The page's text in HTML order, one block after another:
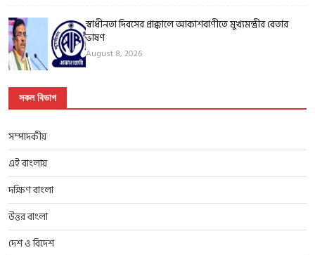
স্বাধীনতা দিবসের প্রাক্কালে আকাশবাণীতে মুখ্যমন্ত্রীর বেতার
ভাষণ
August 8, 2026
সকল বিভাগ
সম্পাদকীয়
এই বাংলায়
দক্ষিণ বাংলা
উত্তর বাংলা
দেশ ও বিদেশ